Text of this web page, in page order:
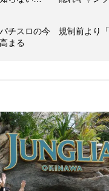
チスロの今 規制前より
まる